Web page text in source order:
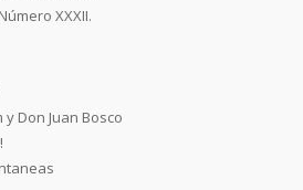
XXXII.
Don Juan Bosco